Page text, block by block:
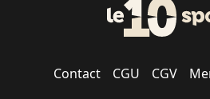
Contact CGU CGV